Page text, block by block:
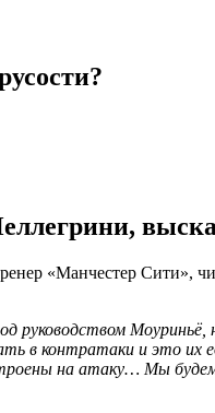
«Манчестер Сити»,
руководством
в контратаки и это их
на атаку… Мы